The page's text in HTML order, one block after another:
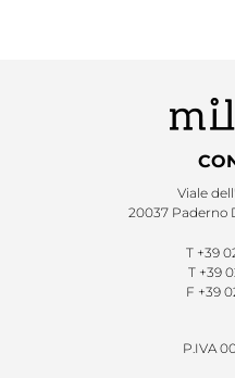
Viale
20037 Paderno
T +39
T +39
F +39
P.IVA